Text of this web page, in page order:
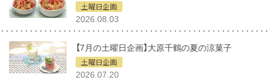
土曜日企画
2026.08.03
【7月の土曜日企画】大原千鶴の夏の涼菓子
土曜日企画
2026.07.20